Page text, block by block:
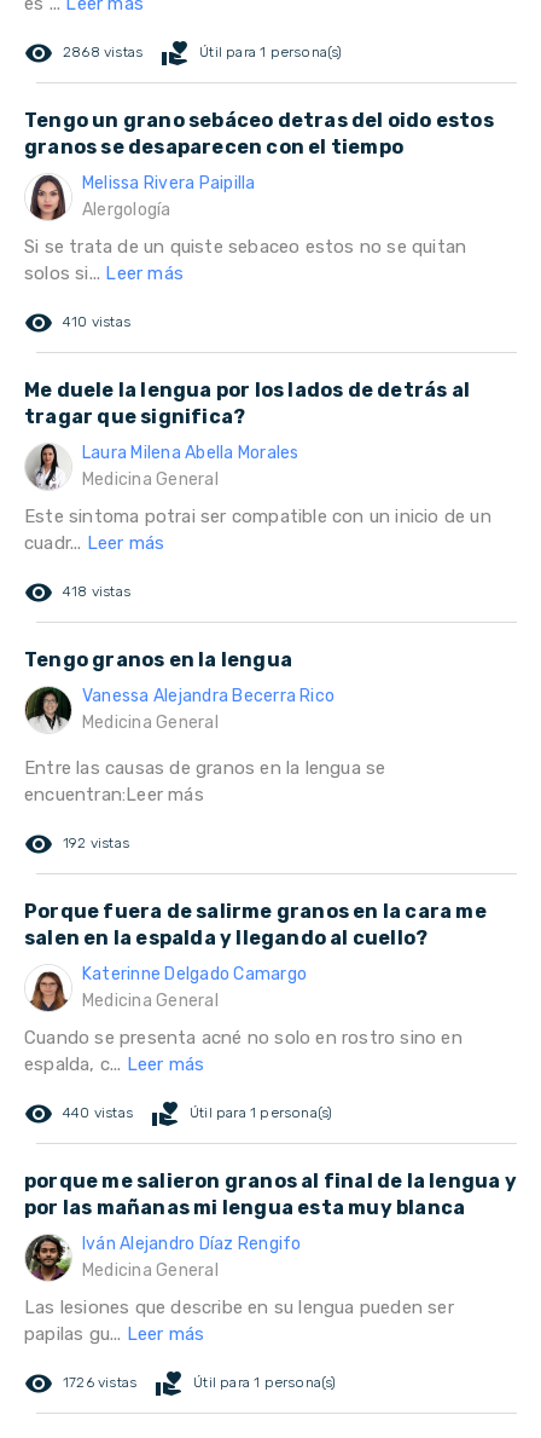
remove_red_eye 2868 vistas volunteer_activism Útil para 1 persona(s)
Tengo un grano sebáceo detras del oido estos
granos se desaparecen con el tiempo
Melissa Rivera Paipilla
Alergología
Si se trata de un quiste sebaceo estos no se quitan
solos si... Leer más
remove_red_eye 410 vistas
Me duele la lengua por los lados de detrás al
tragar que significa?
Laura Milena Abella Morales
Medicina General
Este sintoma potrai ser compatible con un inicio de un
cuadr... Leer más
remove_red_eye 418 vistas
Tengo granos en la lengua
Vanessa Alejandra Becerra Rico
Medicina General
Entre las causas de granos en la lengua se
encuentran:Leer más
remove_red_eye 192 vistas
Porque fuera de salirme granos en la cara me
salen en la espalda y llegando al cuello?
Katerinne Delgado Camargo
Medicina General
Cuando se presenta acné no solo en rostro sino en
espalda, c... Leer más
remove_red_eye 440 vistas volunteer_activism Útil para 1 persona(s)
porque me salieron granos al final de la lengua y
por las mañanas mi lengua esta muy blanca
Iván Alejandro Díaz Rengifo
Medicina General
Las lesiones que describe en su lengua pueden ser
papilas gu... Leer más
remove_red_eye 1726 vistas volunteer_activism Útil para 1 persona(s)